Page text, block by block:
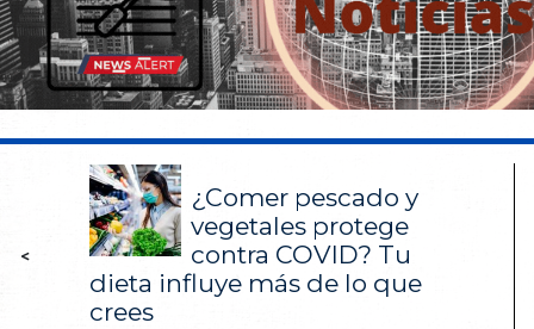
<
¿Comer pescado y
vegetales protege
contra COVID? Tu
dieta influye más de lo que
crees